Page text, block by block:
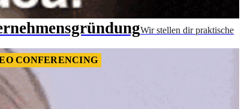
Wir stellen dir praktische
CONFERENCING